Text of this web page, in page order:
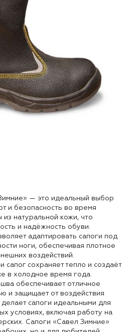
— это идеальный выбор
и безопасность во время
натуральной кожи, что
и надёжность обуви.
адаптировать сапоги под
ноги, обеспечивая плотное
воздействий.
сапог сохраняет тепло и создаёт
в холодное время года.
обеспечивает отличное
и защищает от воздействия
сапоги идеальными для
условиях, включая работу на
Сапоги «Савел Зимние»